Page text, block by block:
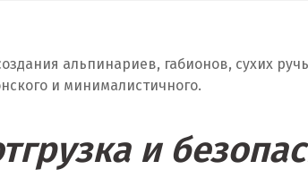
альпинариев, габионов, сухих
и минималистичного.
и